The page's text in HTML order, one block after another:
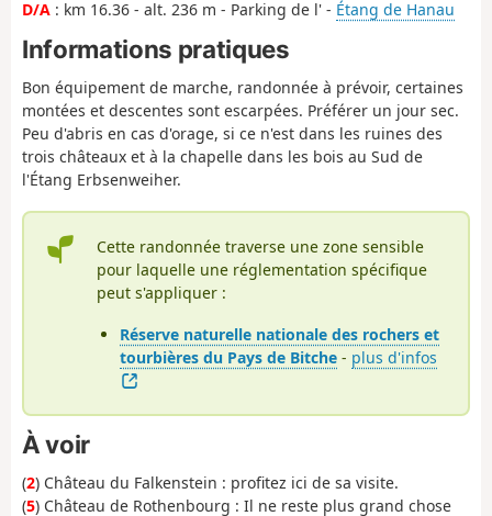
D/A : km 16.36 - alt. 236 m - Parking de l' - Étang de Hanau
Informations pratiques
Bon équipement de marche, randonnée à prévoir, certaines
montées et descentes sont escarpées. Préférer un jour sec.
Peu d'abris en cas d'orage, si ce n'est dans les ruines des
trois châteaux et à la chapelle dans les bois au Sud de
l'Étang Erbsenweiher.
Cette randonnée traverse une zone sensible
pour laquelle une réglementation spécifique
peut s'appliquer :
Réserve naturelle nationale des rochers et
tourbières du Pays de Bitche - plus d'infos
À voir
(2) Château du Falkenstein : profitez ici de sa visite.
(5) Château de Rothenbourg : Il ne reste plus grand chose